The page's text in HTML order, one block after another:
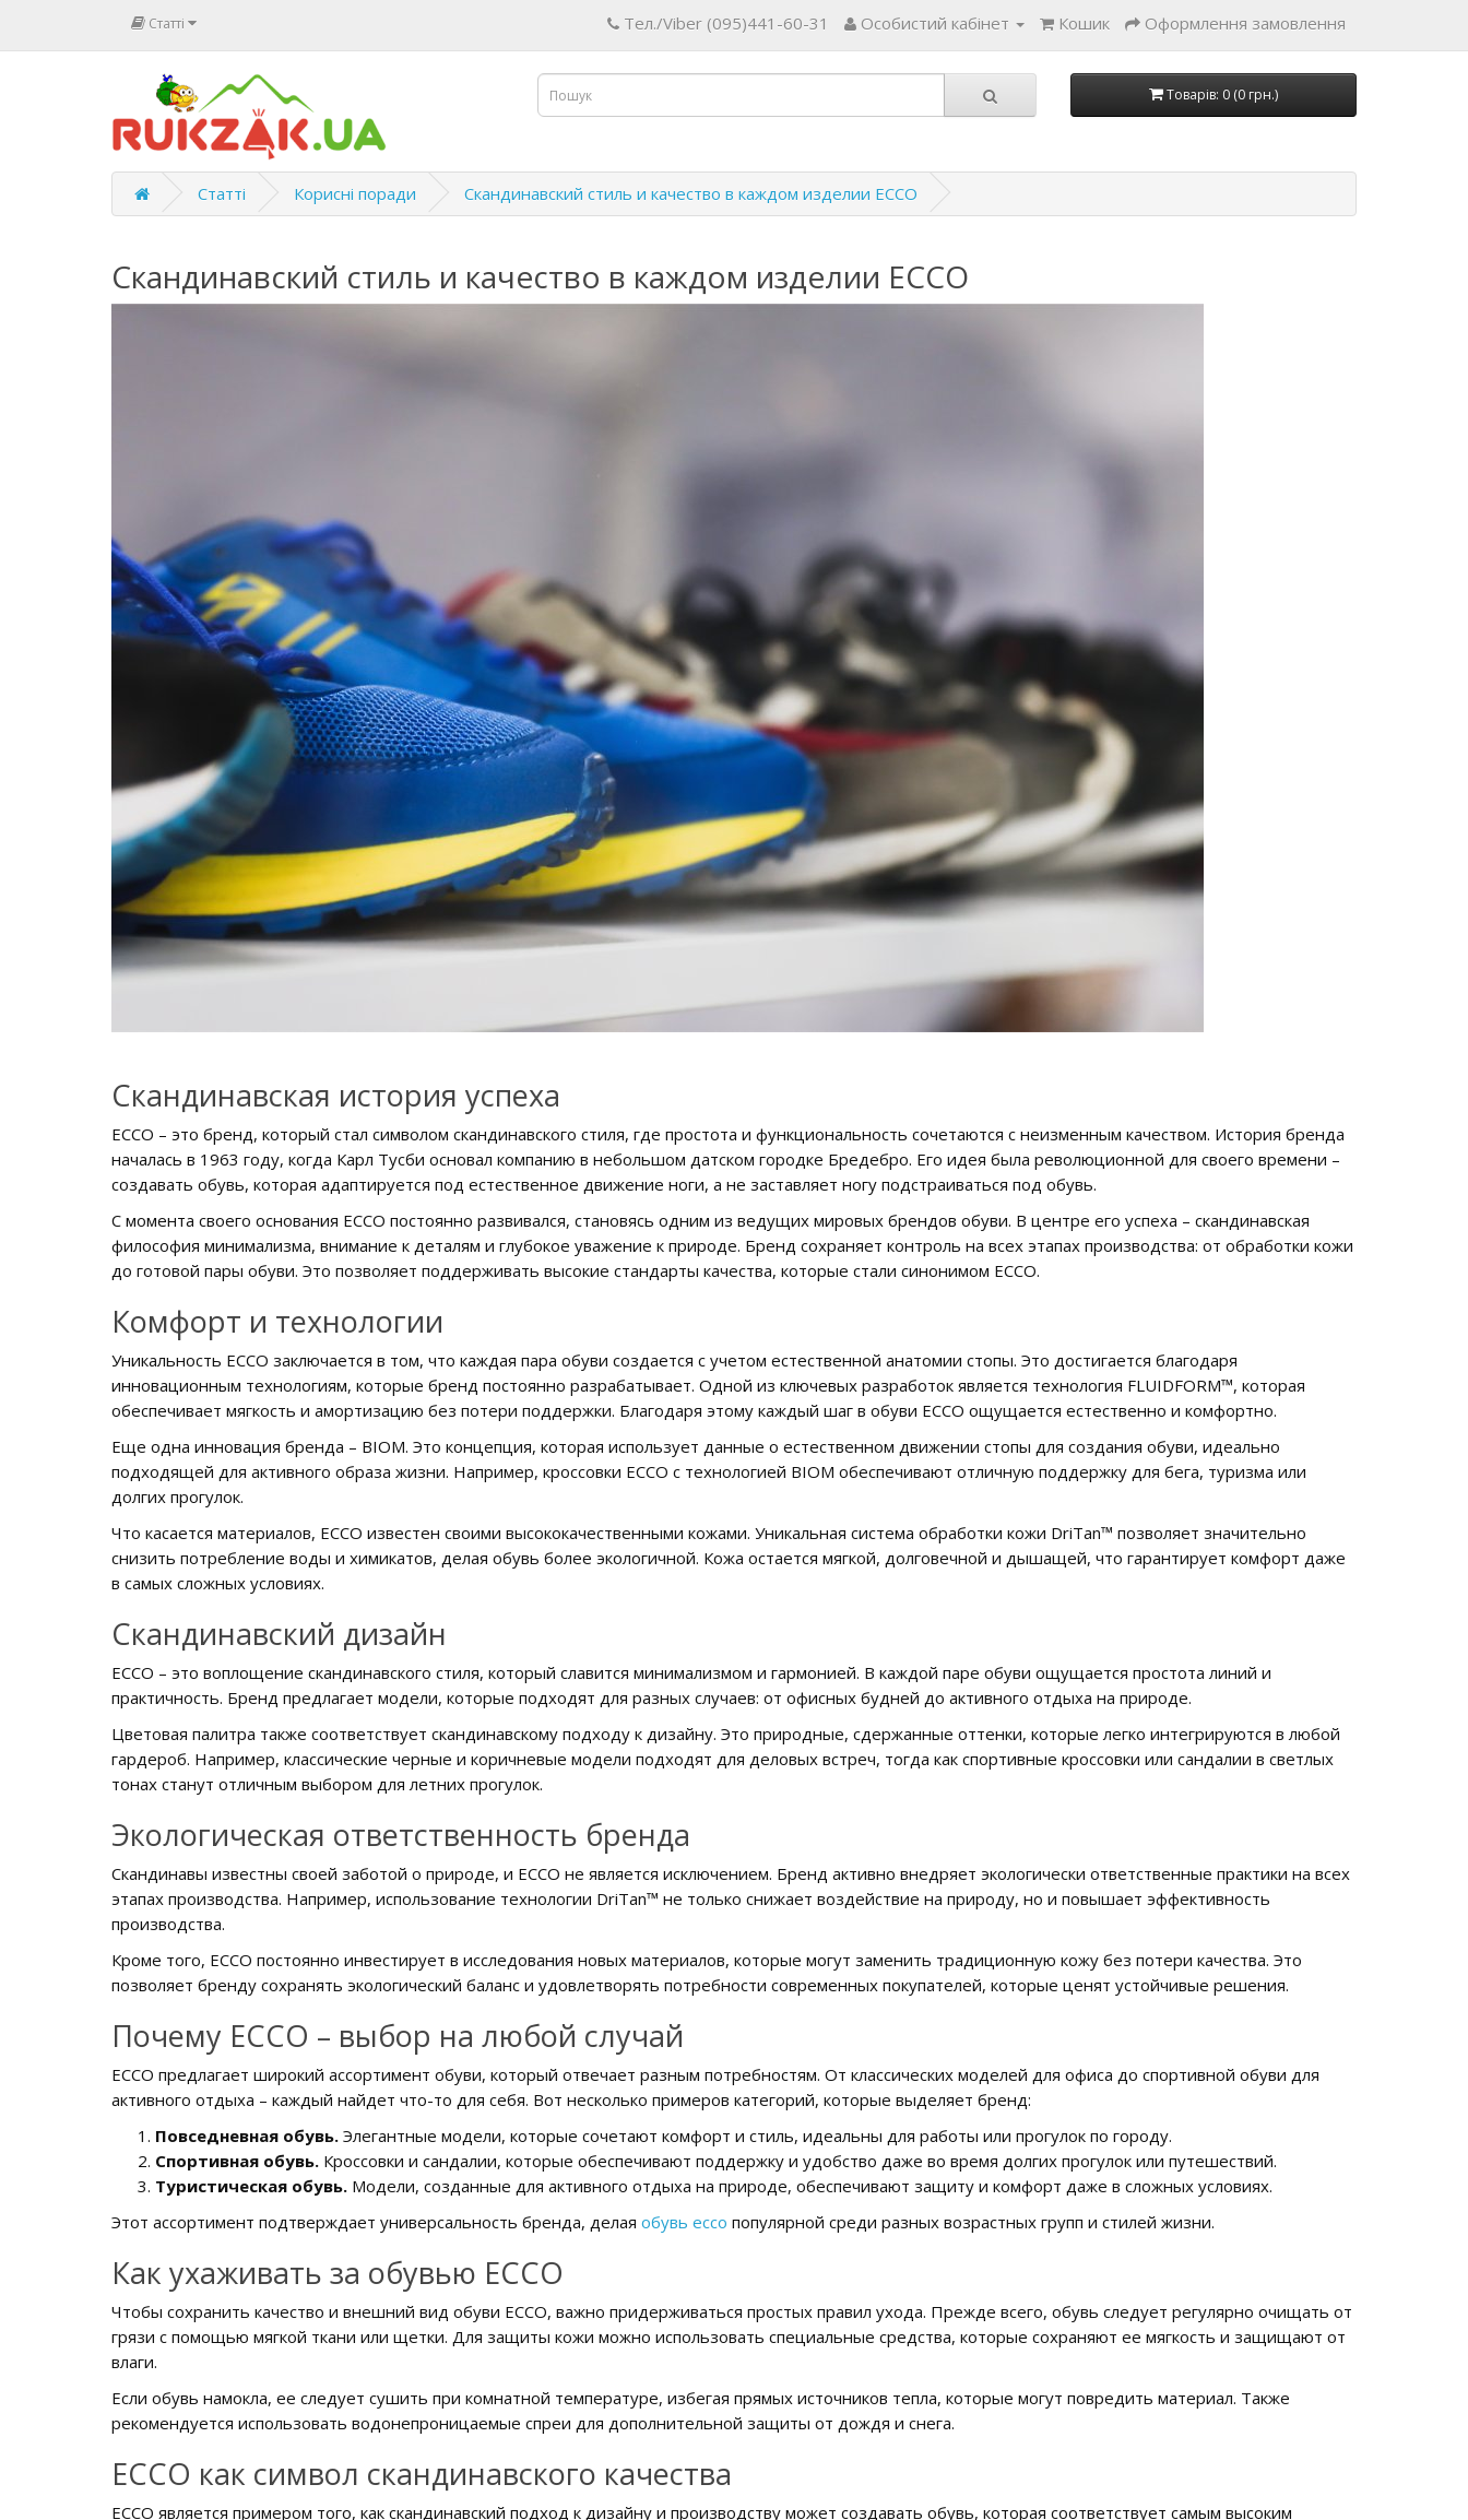
Статті Тел./Viber (095)441-60-31 Особистий кабінет Кошик Оформлення замовлення
Товарів: 0 (0 грн.)
Статті Корисні поради Скандинавский стиль и качество в каждом изделии ECCO
Скандинавский стиль и качество в каждом изделии ECCO
Скандинавская история успеха
ECCO – это бренд, который стал символом скандинавского стиля, где простота и функциональность сочетаются с неизменным качеством. История бренда
началась в 1963 году, когда Карл Тусби основал компанию в небольшом датском городке Бредебро. Его идея была революционной для своего времени –
создавать обувь, которая адаптируется под естественное движение ноги, а не заставляет ногу подстраиваться под обувь.
С момента своего основания ECCO постоянно развивался, становясь одним из ведущих мировых брендов обуви. В центре его успеха – скандинавская
философия минимализма, внимание к деталям и глубокое уважение к природе. Бренд сохраняет контроль на всех этапах производства: от обработки кожи
до готовой пары обуви. Это позволяет поддерживать высокие стандарты качества, которые стали синонимом ECCO.
Комфорт и технологии
Уникальность ECCO заключается в том, что каждая пара обуви создается с учетом естественной анатомии стопы. Это достигается благодаря
инновационным технологиям, которые бренд постоянно разрабатывает. Одной из ключевых разработок является технология FLUIDFORM™, которая
обеспечивает мягкость и амортизацию без потери поддержки. Благодаря этому каждый шаг в обуви ECCO ощущается естественно и комфортно.
Еще одна инновация бренда – BIOM. Это концепция, которая использует данные о естественном движении стопы для создания обуви, идеально
подходящей для активного образа жизни. Например, кроссовки ECCO с технологией BIOM обеспечивают отличную поддержку для бега, туризма или
долгих прогулок.
Что касается материалов, ECCO известен своими высококачественными кожами. Уникальная система обработки кожи DriTan™ позволяет значительно
снизить потребление воды и химикатов, делая обувь более экологичной. Кожа остается мягкой, долговечной и дышащей, что гарантирует комфорт даже
в самых сложных условиях.
Скандинавский дизайн
ECCO – это воплощение скандинавского стиля, который славится минимализмом и гармонией. В каждой паре обуви ощущается простота линий и
практичность. Бренд предлагает модели, которые подходят для разных случаев: от офисных будней до активного отдыха на природе.
Цветовая палитра также соответствует скандинавскому подходу к дизайну. Это природные, сдержанные оттенки, которые легко интегрируются в любой
гардероб. Например, классические черные и коричневые модели подходят для деловых встреч, тогда как спортивные кроссовки или сандалии в светлых
тонах станут отличным выбором для летних прогулок.
Экологическая ответственность бренда
Скандинавы известны своей заботой о природе, и ECCO не является исключением. Бренд активно внедряет экологически ответственные практики на всех
этапах производства. Например, использование технологии DriTan™ не только снижает воздействие на природу, но и повышает эффективность
производства.
Кроме того, ECCO постоянно инвестирует в исследования новых материалов, которые могут заменить традиционную кожу без потери качества. Это
позволяет бренду сохранять экологический баланс и удовлетворять потребности современных покупателей, которые ценят устойчивые решения.
Почему ECCO – выбор на любой случай
ECCO предлагает широкий ассортимент обуви, который отвечает разным потребностям. От классических моделей для офиса до спортивной обуви для
активного отдыха – каждый найдет что-то для себя. Вот несколько примеров категорий, которые выделяет бренд:
Повседневная обувь. Элегантные модели, которые сочетают комфорт и стиль, идеальны для работы или прогулок по городу.
Спортивная обувь. Кроссовки и сандалии, которые обеспечивают поддержку и удобство даже во время долгих прогулок или путешествий.
Туристическая обувь. Модели, созданные для активного отдыха на природе, обеспечивают защиту и комфорт даже в сложных условиях.
Этот ассортимент подтверждает универсальность бренда, делая обувь ecco популярной среди разных возрастных групп и стилей жизни.
Как ухаживать за обувью ECCO
Чтобы сохранить качество и внешний вид обуви ECCO, важно придерживаться простых правил ухода. Прежде всего, обувь следует регулярно очищать от
грязи с помощью мягкой ткани или щетки. Для защиты кожи можно использовать специальные средства, которые сохраняют ее мягкость и защищают от
влаги.
Если обувь намокла, ее следует сушить при комнатной температуре, избегая прямых источников тепла, которые могут повредить материал. Также
рекомендуется использовать водонепроницаемые спреи для дополнительной защиты от дождя и снега.
ECCO как символ скандинавского качества
ECCO является примером того, как скандинавский подход к дизайну и производству может создавать обувь, которая соответствует самым высоким